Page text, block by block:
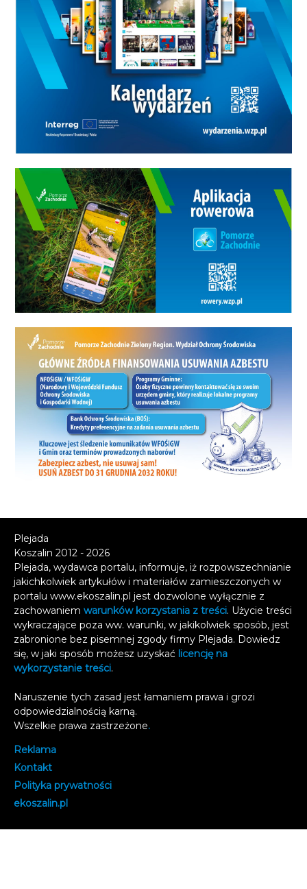
Plejada
Koszalin 2012 - 2026
Plejada, wydawca portalu, informuje, iż rozpowszechnianie
jakichkolwiek artykułów i materiałów zamieszczonych w
portalu www.ekoszalin.pl jest dozwolone wyłącznie z
zachowaniem warunków korzystania z treści. Użycie treści
wykraczające poza ww. warunki, w jakikolwiek sposób, jest
zabronione bez pisemnej zgody firmy Plejada. Dowiedz
się, w jaki sposób możesz uzyskać licencję na
wykorzystanie treści.
Naruszenie tych zasad jest łamaniem prawa i grozi
odpowiedzialnością karną.
Wszelkie prawa zastrzeżone.
Reklama
Kontakt
Polityka prywatności
ekoszalin.pl